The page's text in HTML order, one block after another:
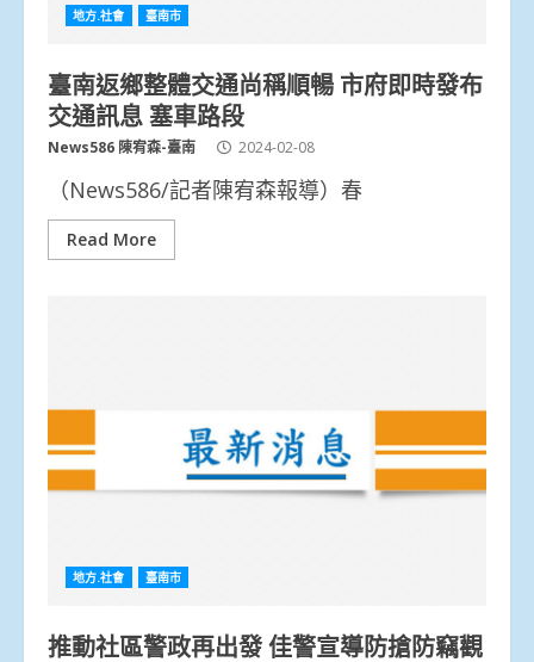
地方.社會 臺南市
臺南返鄉整體交通尚稱順暢 市府即時發布
交通訊息 塞車路段
News586 陳宥森-臺南 2024-02-08
（News586/記者陳宥森報導）春
Read More
地方.社會 臺南市
推動社區警政再出發 佳警宣導防搶防竊觀